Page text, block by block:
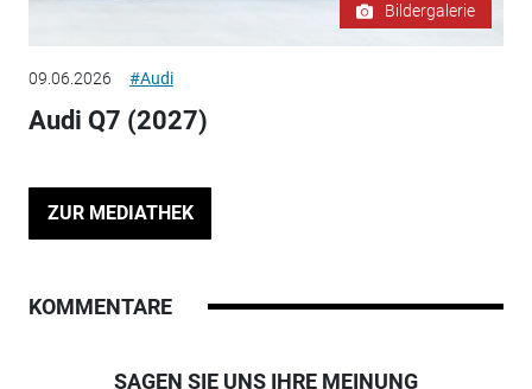
Bildergalerie
09.06.2026 #Audi
Audi Q7 (2027)
ZUR MEDIATHEK
KOMMENTARE
SAGEN SIE UNS IHRE MEINUNG